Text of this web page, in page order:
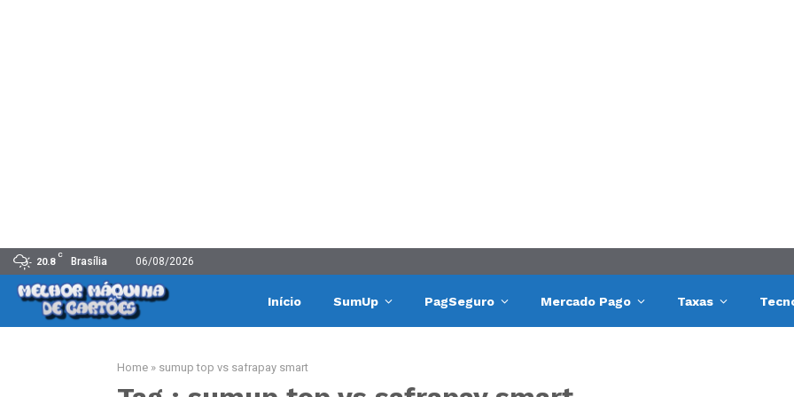
20.8
C
Brasília 06/08/2026
Início SumUp PagSeguro Mercado Pago Taxas
Home » sumup top vs safrapay smart